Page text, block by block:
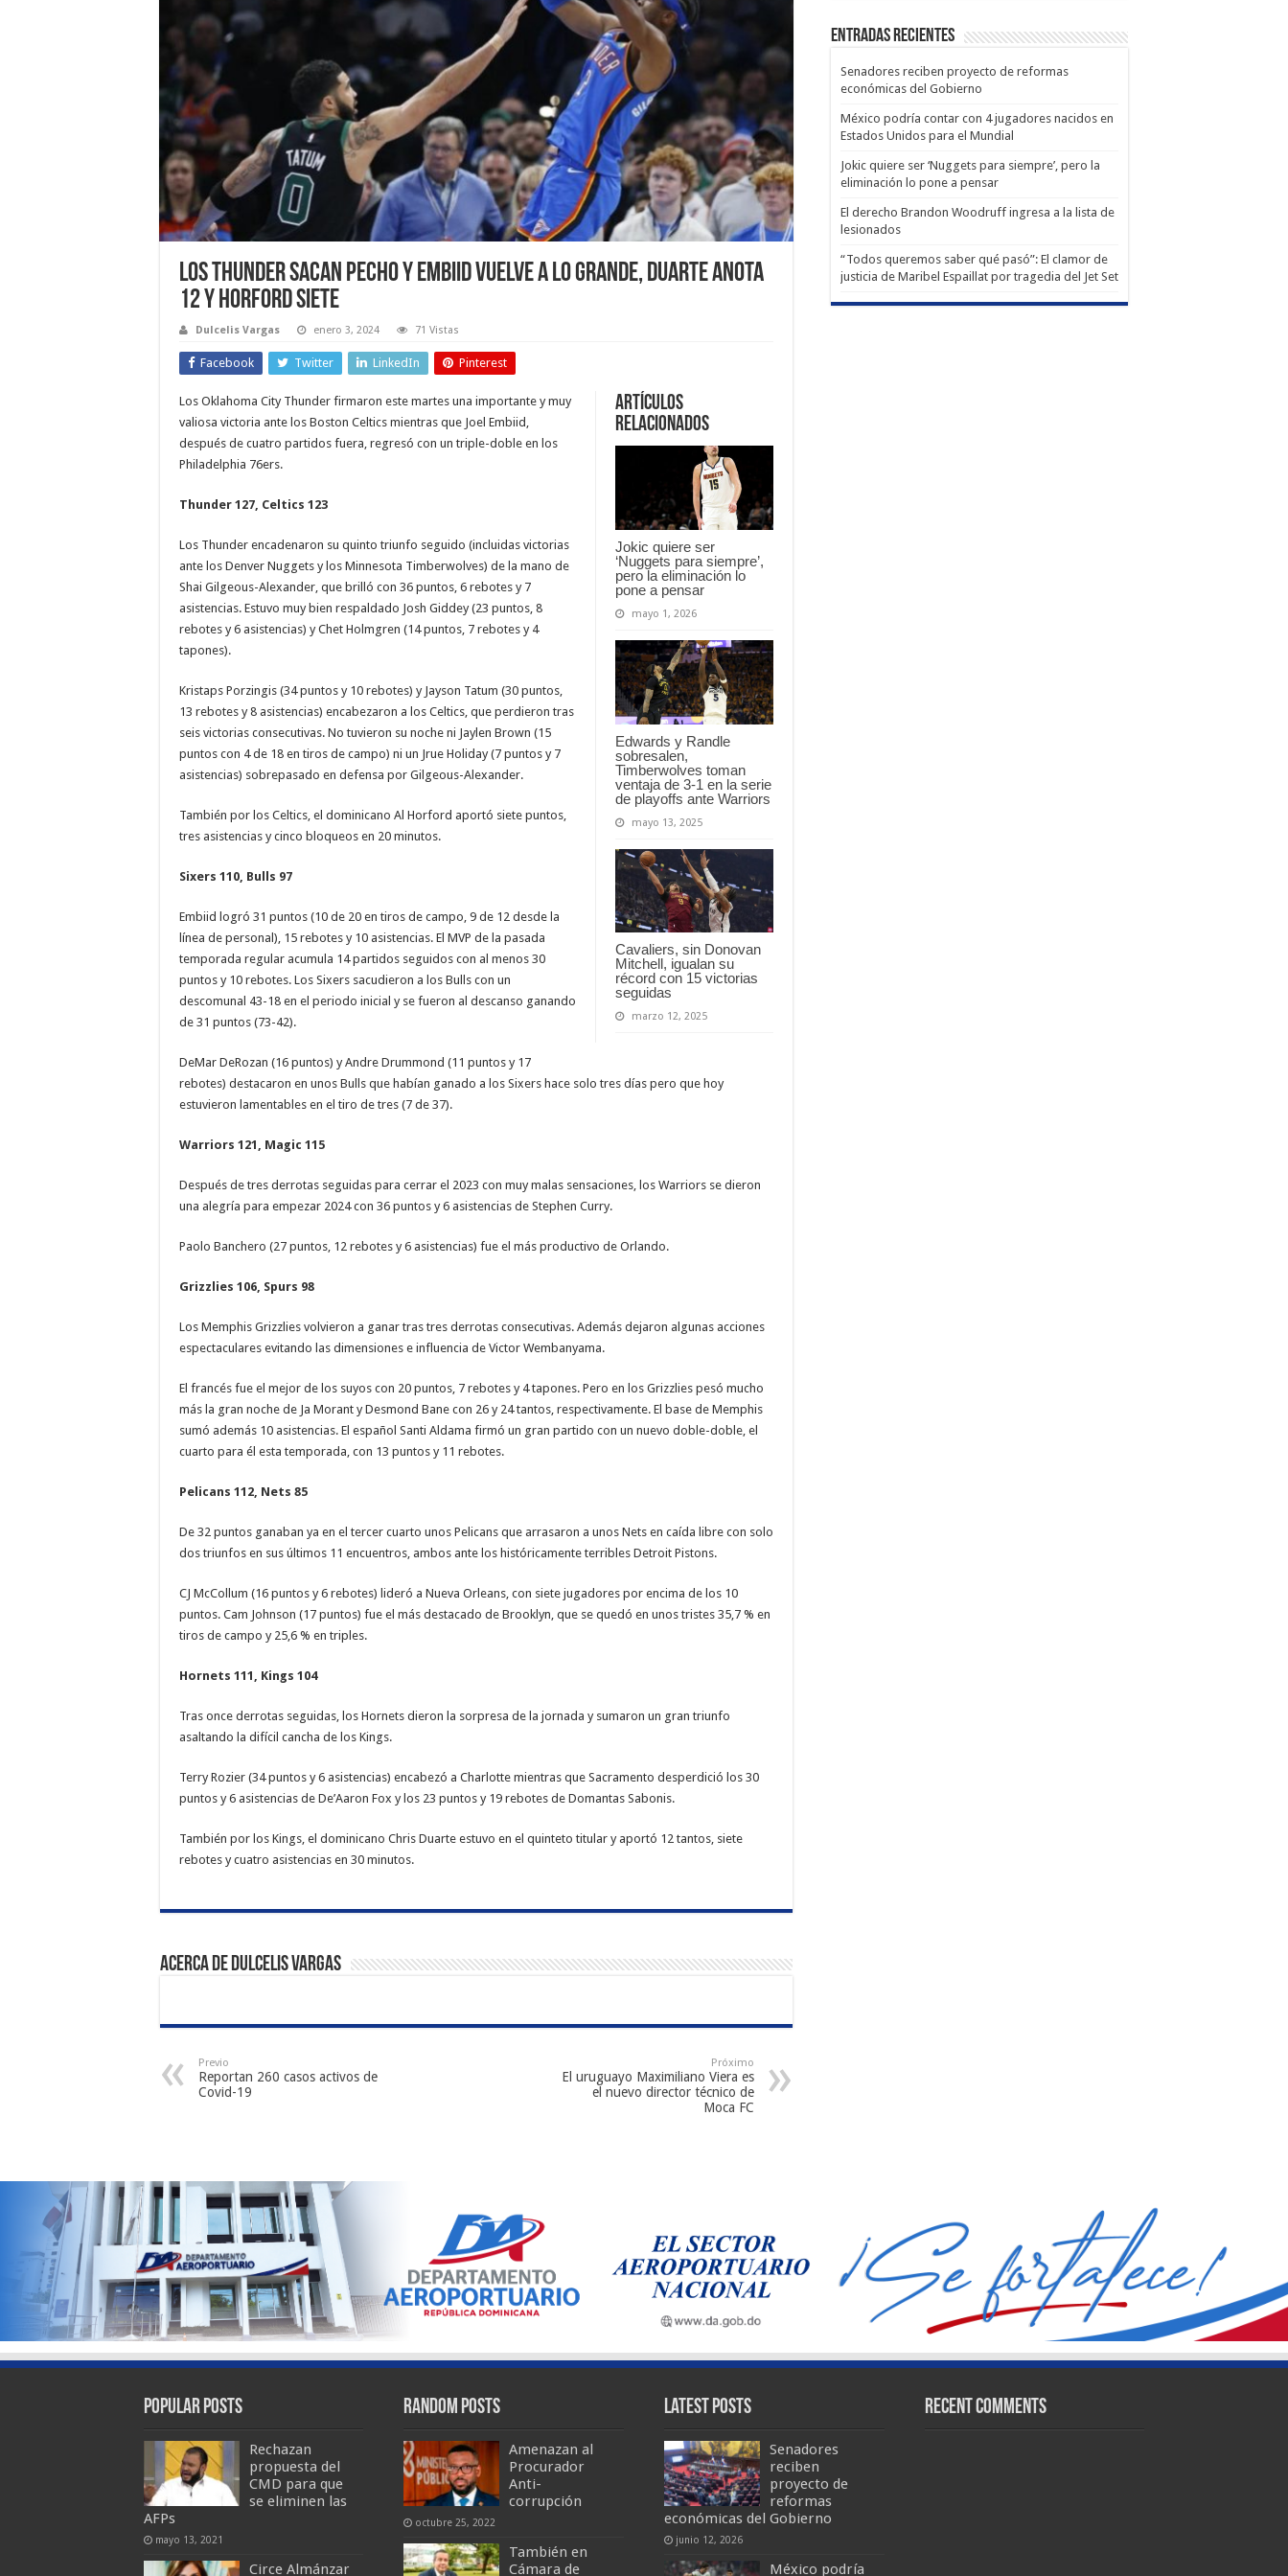
Los Thunder sacan pecho y Embiid vuelve a lo grande, Duarte anota
12 y Horford siete
Dulcelis Vargas enero 3, 2024 71 Vistas
Facebook Twitter LinkedIn Pinterest
Artículos
relacionados
Jokic quiere ser
‘Nuggets para siempre’,
pero la eliminación lo
pone a pensar
mayo 1, 2026
Edwards y Randle
sobresalen,
Timberwolves toman
ventaja de 3-1 en la serie
de playoffs ante Warriors
mayo 13, 2025
Cavaliers, sin Donovan
Mitchell, igualan su
récord con 15 victorias
seguidas
marzo 12, 2025
Los Oklahoma City Thunder firmaron este martes una importante y muy
valiosa victoria ante los Boston Celtics mientras que Joel Embiid,
después de cuatro partidos fuera, regresó con un triple-doble en los
Philadelphia 76ers.
Thunder 127, Celtics 123
Los Thunder encadenaron su quinto triunfo seguido (incluidas victorias
ante los Denver Nuggets y los Minnesota Timberwolves) de la mano de
Shai Gilgeous-Alexander, que brilló con 36 puntos, 6 rebotes y 7
asistencias. Estuvo muy bien respaldado Josh Giddey (23 puntos, 8
rebotes y 6 asistencias) y Chet Holmgren (14 puntos, 7 rebotes y 4
tapones).
Kristaps Porzingis (34 puntos y 10 rebotes) y Jayson Tatum (30 puntos,
13 rebotes y 8 asistencias) encabezaron a los Celtics, que perdieron tras
seis victorias consecutivas. No tuvieron su noche ni Jaylen Brown (15
puntos con 4 de 18 en tiros de campo) ni un Jrue Holiday (7 puntos y 7
asistencias) sobrepasado en defensa por Gilgeous-Alexander.
También por los Celtics, el dominicano Al Horford aportó siete puntos,
tres asistencias y cinco bloqueos en 20 minutos.
Sixers 110, Bulls 97
Embiid logró 31 puntos (10 de 20 en tiros de campo, 9 de 12 desde la
línea de personal), 15 rebotes y 10 asistencias. El MVP de la pasada
temporada regular acumula 14 partidos seguidos con al menos 30
puntos y 10 rebotes. Los Sixers sacudieron a los Bulls con un
descomunal 43-18 en el periodo inicial y se fueron al descanso ganando
de 31 puntos (73-42).
DeMar DeRozan (16 puntos) y Andre Drummond (11 puntos y 17
rebotes) destacaron en unos Bulls que habían ganado a los Sixers hace solo tres días pero que hoy
estuvieron lamentables en el tiro de tres (7 de 37).
Warriors 121, Magic 115
Después de tres derrotas seguidas para cerrar el 2023 con muy malas sensaciones, los Warriors se dieron
una alegría para empezar 2024 con 36 puntos y 6 asistencias de Stephen Curry.
Paolo Banchero (27 puntos, 12 rebotes y 6 asistencias) fue el más productivo de Orlando.
Grizzlies 106, Spurs 98
Los Memphis Grizzlies volvieron a ganar tras tres derrotas consecutivas. Además dejaron algunas acciones
espectaculares evitando las dimensiones e influencia de Victor Wembanyama.
El francés fue el mejor de los suyos con 20 puntos, 7 rebotes y 4 tapones. Pero en los Grizzlies pesó mucho
más la gran noche de Ja Morant y Desmond Bane con 26 y 24 tantos, respectivamente. El base de Memphis
sumó además 10 asistencias. El español Santi Aldama firmó un gran partido con un nuevo doble-doble, el
cuarto para él esta temporada, con 13 puntos y 11 rebotes.
Pelicans 112, Nets 85
De 32 puntos ganaban ya en el tercer cuarto unos Pelicans que arrasaron a unos Nets en caída libre con solo
dos triunfos en sus últimos 11 encuentros, ambos ante los históricamente terribles Detroit Pistons.
CJ McCollum (16 puntos y 6 rebotes) lideró a Nueva Orleans, con siete jugadores por encima de los 10
puntos. Cam Johnson (17 puntos) fue el más destacado de Brooklyn, que se quedó en unos tristes 35,7 % en
tiros de campo y 25,6 % en triples.
Hornets 111, Kings 104
Tras once derrotas seguidas, los Hornets dieron la sorpresa de la jornada y sumaron un gran triunfo
asaltando la difícil cancha de los Kings.
Terry Rozier (34 puntos y 6 asistencias) encabezó a Charlotte mientras que Sacramento desperdició los 30
puntos y 6 asistencias de De’Aaron Fox y los 23 puntos y 19 rebotes de Domantas Sabonis.
También por los Kings, el dominicano Chris Duarte estuvo en el quinteto titular y aportó 12 tantos, siete
rebotes y cuatro asistencias en 30 minutos.
Acerca de Dulcelis Vargas
Previo
Reportan 260 casos activos de
Covid-19
Próximo
El uruguayo Maximiliano Viera es
el nuevo director técnico de
Moca FC
Entradas recientes
Senadores reciben proyecto de reformas
económicas del Gobierno
México podría contar con 4 jugadores nacidos en
Estados Unidos para el Mundial
Jokic quiere ser ‘Nuggets para siempre’, pero la
eliminación lo pone a pensar
El derecho Brandon Woodruff ingresa a la lista de
lesionados
“Todos queremos saber qué pasó”: El clamor de
justicia de Maribel Espaillat por tragedia del Jet Set
Popular Posts
Rechazan
propuesta del
CMD para que
se eliminen las
AFPs
mayo 13, 2021
Circe Almánzar
Random Posts
Amenazan al
Procurador
Anti-
corrupción
octubre 25, 2022
También en
Cámara de
Latest Posts
Senadores
reciben
proyecto de
reformas
económicas del Gobierno
junio 12, 2026
México podría
Recent Comments